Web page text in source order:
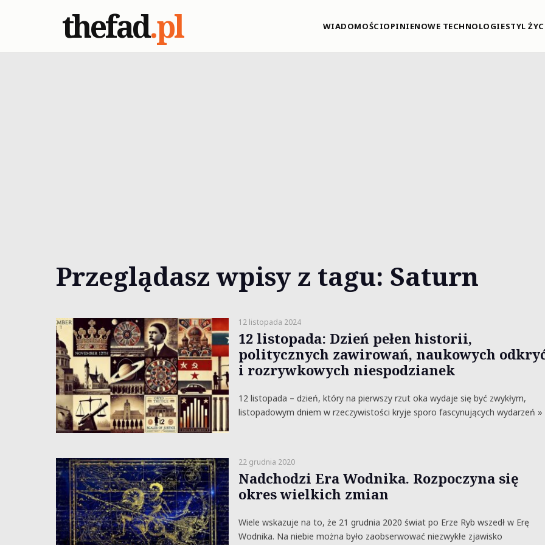
thefad.pl WIADOMOŚCIOPINIENOWE TECHNOLOGIESTYL
Przeglądasz wpisy z tagu: Saturn
12 listopada 2024
12 listopada: Dzień pełen historii,
politycznych zawirowań, naukowych
i rozrywkowych niespodzianek
12 listopada – dzień, który na pierwszy rzut oka wydaje się być zwykłym,
listopadowym dniem w rzeczywistości kryje sporo fascynujących wydarzeń »
22 grudnia 2020
Nadchodzi Era Wodnika. Rozpoczyna się
okres wielkich zmian
Wiele wskazuje na to, że 21 grudnia 2020 świat po Erze Ryb wszedł w Erę
Wodnika. Na niebie można było zaobserwować niezwykłe zjawisko